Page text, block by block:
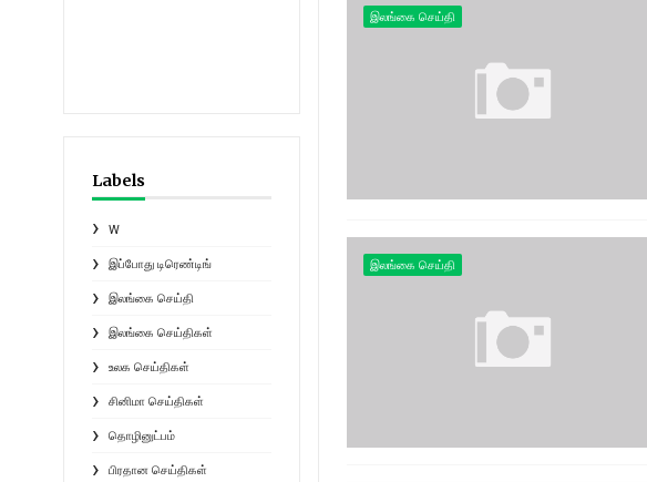
Labels
W
இப்போது டிரெண்டிங்
இலங்கை செய்தி
இலங்கை செய்திகள்
உலக செய்திகள்
சினிமா செய்திகள்
தொழினுட்பம்
பிரதான செய்திகள்
இலங்கை செய்தி
இலங்கை செய்தி